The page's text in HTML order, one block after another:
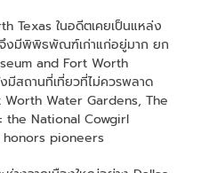
Texas ในอดีตเคยเป็นแหล่ง
จึงมีพิพิธพัณฑ์เก่าแก่อยู่มาก ยก
and Fort Worth
สถานที่เที่ยวที่ไม่ควรพลาด
Water Gardens, The
the National Cowgirl
honors pioneers